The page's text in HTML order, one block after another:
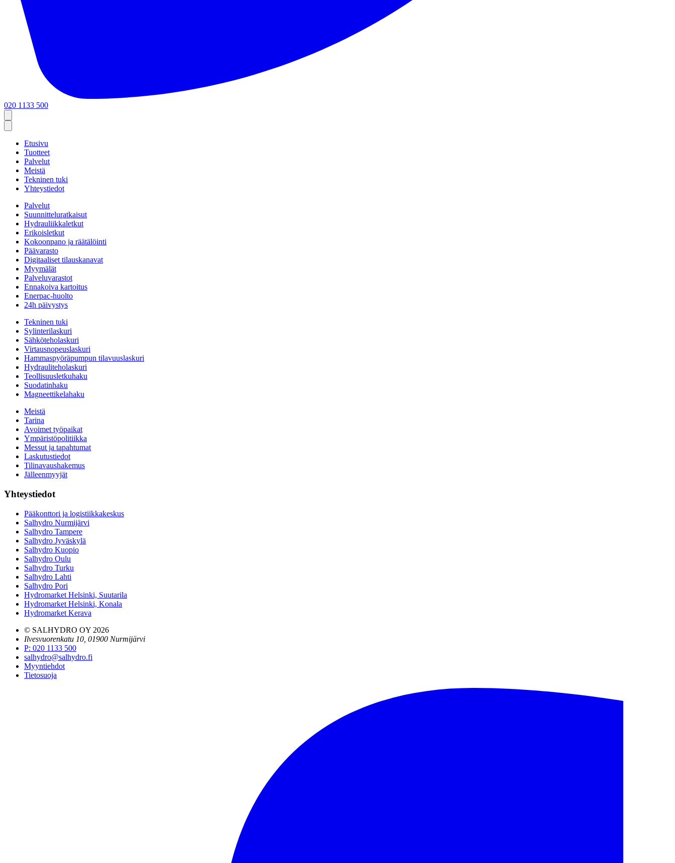
020 1133 500
Etusivu
Tuotteet
Palvelut
Meistä
Tekninen tuki
Yhteystiedot
Palvelut
Suunnitteluratkaisut
Hydrauliikkaletkut
Erikoisletkut
Kokoonpano ja räätälöinti
Päävarasto
Digitaaliset tilauskanavat
Myymälät
Palveluvarastot
Ennakoiva kartoitus
Enerpac-huolto
24h päivystys
Tekninen tuki
Sylinterilaskuri
Sähköteholaskuri
Virtausnopeuslaskuri
Hammaspyöräpumpun tilavuuslaskuri
Hydrauliteholaskuri
Teollisuusletkuhaku
Suodatinhaku
Magneettikelahaku
Meistä
Tarina
Avoimet työpaikat
Ympäristöpolitiikka
Messut ja tapahtumat
Laskutustiedot
Tilinavaushakemus
Jälleenmyyjät
Yhteystiedot
Pääkonttori ja logistiikkakeskus
Salhydro Nurmijärvi
Salhydro Tampere
Salhydro Jyväskylä
Salhydro Kuopio
Salhydro Oulu
Salhydro Turku
Salhydro Lahti
Salhydro Pori
Hydromarket Helsinki, Suutarila
Hydromarket Helsinki, Konala
Hydromarket Kerava
© SALHYDRO OY 2026
Ilvesvuorenkatu 10, 01900 Nurmijärvi
P: 020 1133 500
salhydro@salhydro.fi
Myyntiehdot
Tietosuoja